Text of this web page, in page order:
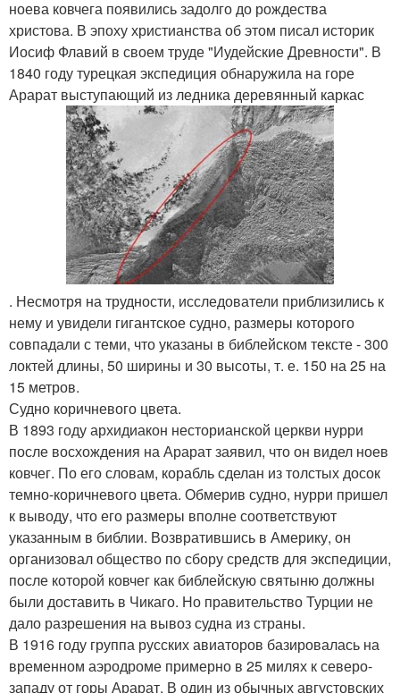
ноева ковчега появились задолго до рождества
христова. В эпоху христианства об этом писал историк
Иосиф Флавий в своем труде "Иудейские Древности". В
1840 году турецкая экспедиция обнаружила на горе
Арарат выступающий из ледника деревянный каркас
. Несмотря на трудности, исследователи приблизились к
нему и увидели гигантское судно, размеры которого
совпадали с теми, что указаны в библейском тексте - 300
локтей длины, 50 ширины и 30 высоты, т. е. 150 на 25 на
15 метров.
Судно коричневого цвета.
В 1893 году архидиакон несторианской церкви нурри
после восхождения на Арарат заявил, что он видел ноев
ковчег. По его словам, корабль сделан из толстых досок
темно-коричневого цвета. Обмерив судно, нурри пришел
к выводу, что его размеры вполне соответствуют
указанным в библии. Возвратившись в Америку, он
организовал общество по сбору средств для экспедиции,
после которой ковчег как библейскую святыню должны
были доставить в Чикаго. Но правительство Турции не
дало разрешения на вывоз судна из страны.
В 1916 году группа русских авиаторов базировалась на
временном аэродроме примерно в 25 милях к северо-
западу от горы Арарат. В один из обычных августовских